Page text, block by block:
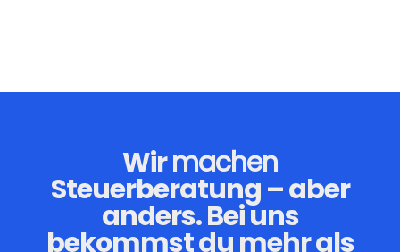
Wirmachen
Steuerberatung – aber
anders. Bei uns
bekommst du mehr als